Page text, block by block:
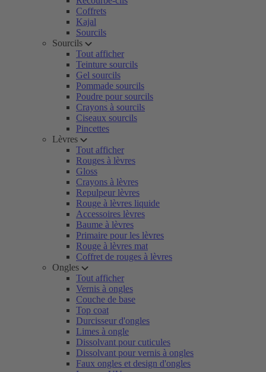
Coffrets
Kajal
Sourcils
Sourcils
Tout afficher
Teinture sourcils
Gel sourcils
Pommade sourcils
Poudre pour sourcils
Crayons à sourcils
Ciseaux sourcils
Pincettes
Lèvres
Tout afficher
Rouges à lèvres
Gloss
Crayons à lèvres
Repulpeur lèvres
Rouge à lèvres liquide
Accessoires lèvres
Baume à lèvres
Primaire pour les lèvres
Rouge à lèvres mat
Coffret de rouges à lèvres
Ongles
Tout afficher
Vernis à ongles
Couche de base
Top coat
Durcisseur d'ongles
Limes à ongle
Dissolvant pour cuticules
Dissolvant pour vernis à ongles
Faux ongles et design d'ongles